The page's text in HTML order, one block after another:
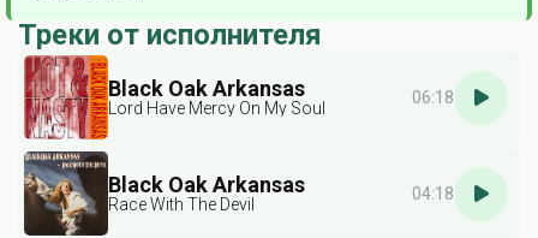
Треки от исполнителя
Black Oak Arkansas
Lord Have Mercy On My Soul
06:18
Black Oak Arkansas
Race With The Devil
04:18